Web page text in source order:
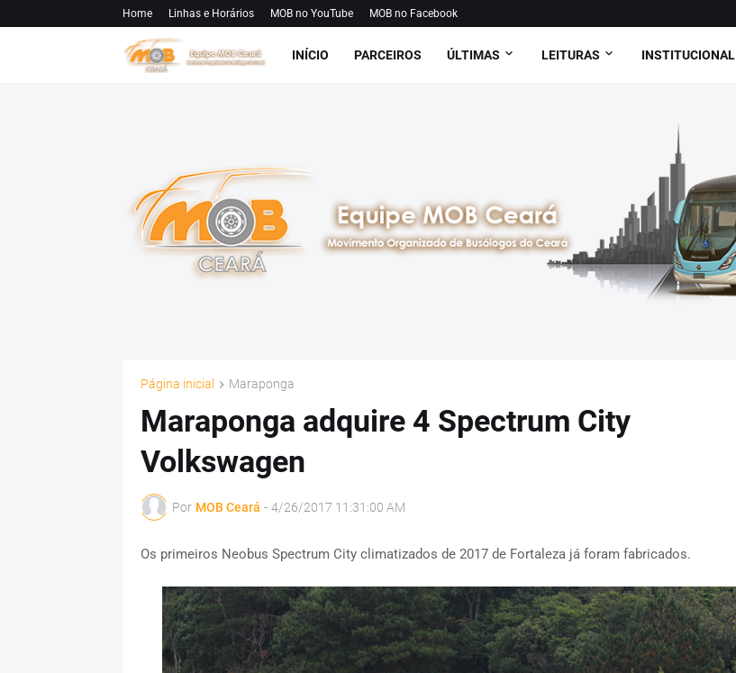
Home Linhas e Horários MOB no YouTube MOB no Facebook
INÍCIO PARCEIROS ÚLTIMAS LEITURAS INSTITUCIONAL
Página inicial Maraponga
Maraponga adquire 4 Spectrum City
Volkswagen
Por MOB Ceará - 4/26/2017 11:31:00 AM
Os primeiros Neobus Spectrum City climatizados de 2017 de Fortaleza já foram fabricados.